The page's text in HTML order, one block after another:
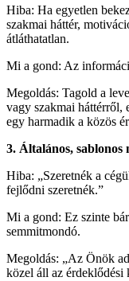
Hiba: Ha egyetlen
szakmai háttér,
átláthatatlan.
Mi a gond: Az
Megoldás: Tagold a
vagy szakmai háttérről,
egy harmadik a közös
3. Általános, sablonos
Hiba: „Szeretnék a
fejlődni szeretnék.”
Mi a gond: Ez szinte
semmitmondó.
Megoldás: „Az Önök
közel áll az érdeklődési